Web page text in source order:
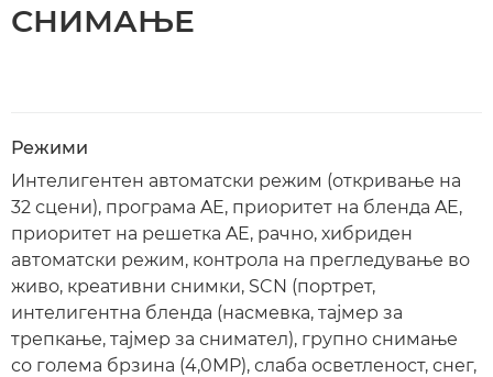
СНИМАЊЕ
Режими
Интелигентен автоматски режим (откривање на
32 сцени), програма AE, приоритет на бленда AE,
приоритет на решетка AE, рачно, хибриден
автоматски режим, контрола на прегледување во
живо, креативни снимки, SCN (портрет,
интелигентна бленда (насмевка, тајмер за
трепкање, тајмер за снимател), групно снимање
со голема брзина (4,0MP), слаба осветленост, снег,